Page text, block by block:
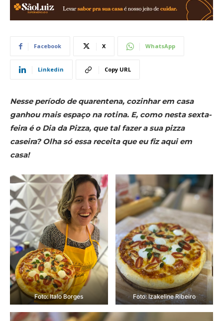
Facebook X WhatsApp
Linkedin Copy URL
Nesse período de quarentena, cozinhar em casa
ganhou mais espaço na rotina. E, como nesta sexta-
feira é o Dia da Pizza, que tal fazer a sua pizza
caseira? Olha só essa receita que eu fiz aqui em
casa!
Foto: Italo Borges Foto: Izakeline Ribeiro